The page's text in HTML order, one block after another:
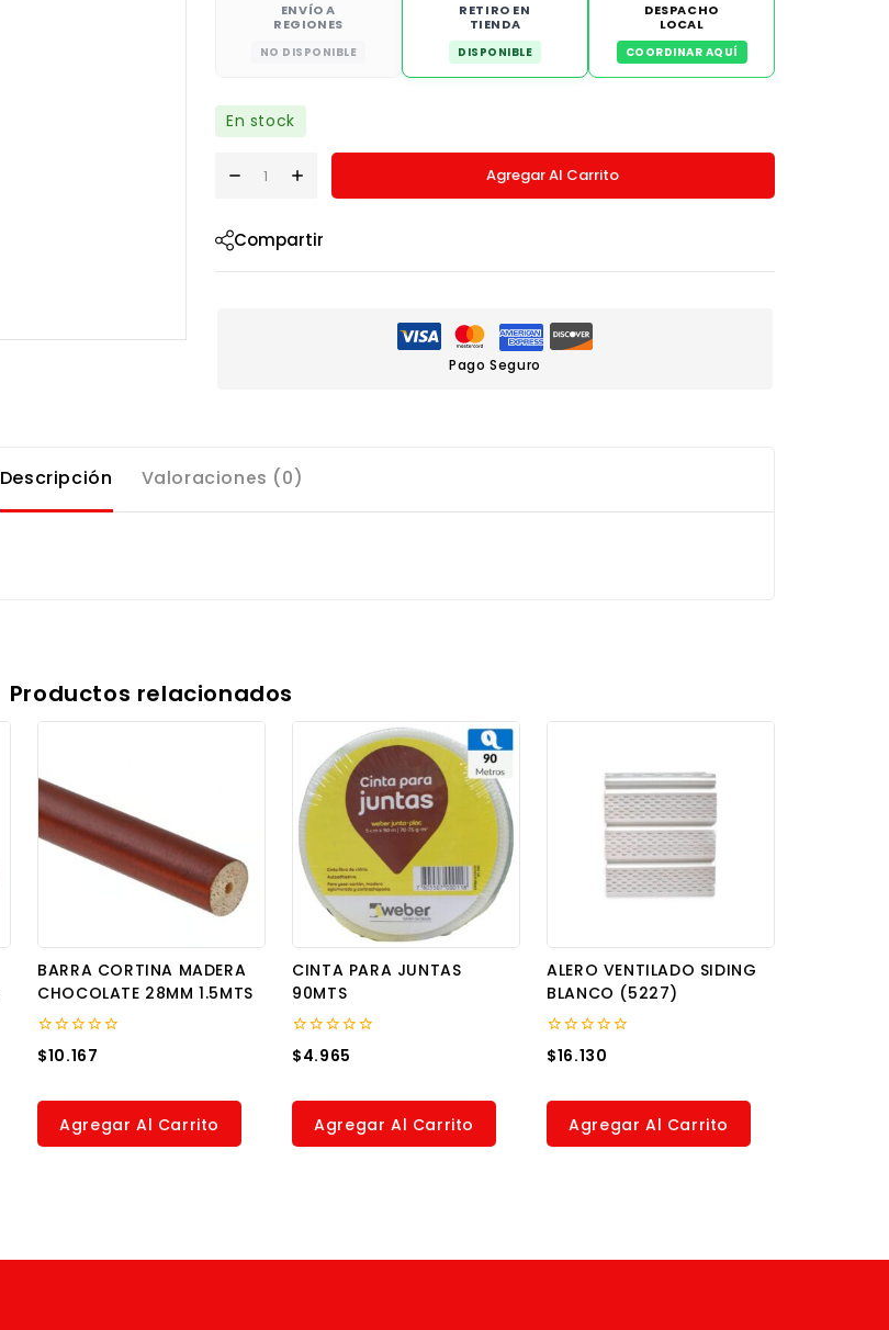
ENVÍO A
REGIONES
NO DISPONIBLE
RETIRO EN
TIENDA
DISPONIBLE
DESPACHO
LOCAL
COORDINAR AQUÍ
En stock
Agregar Al Carrito
Compartir
Pago Seguro
Descripción Valoraciones (0)
Productos relacionados
BARRA CORTINA MADERA
CHOCOLATE 28MM 1.5MTS
0
out
$10.167
Agregar Al Carrito
CINTA PARA JUNTAS
90MTS
0
out
$4.965
Agregar Al Carrito
ALERO VENTILADO SIDING
BLANCO (5227)
0
out
$16.130
Agregar Al Carrito